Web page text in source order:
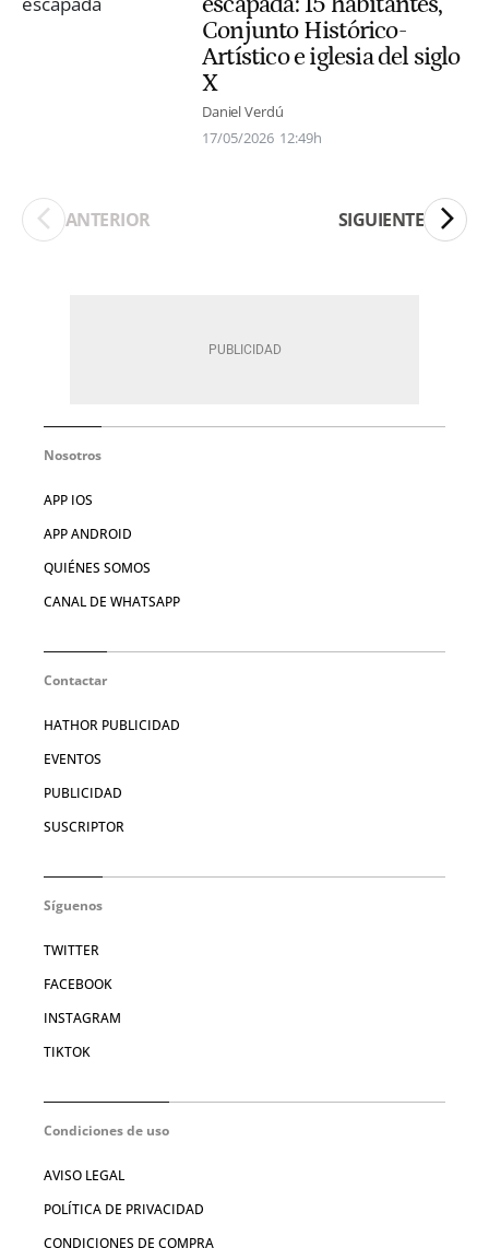
Conjunto Histórico-
Artístico e iglesia del siglo
X
Daniel Verdú
17/05/2026 12:49h
ANTERIOR SIGUIENTE
Nosotros
APP IOS
APP ANDROID
QUIÉNES SOMOS
CANAL DE WHATSAPP
Contactar
HATHOR PUBLICIDAD
EVENTOS
PUBLICIDAD
SUSCRIPTOR
Síguenos
TWITTER
FACEBOOK
INSTAGRAM
TIKTOK
Condiciones de uso
AVISO LEGAL
POLÍTICA DE PRIVACIDAD
CONDICIONES DE COMPRA